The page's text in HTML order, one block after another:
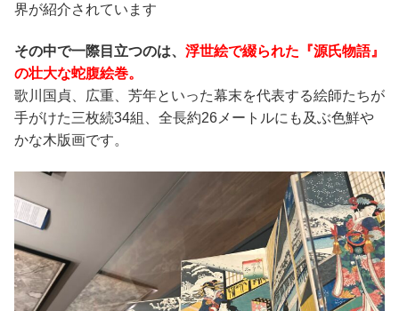
界が紹介されています
その中で一際目立つのは、 浮世絵で綴られた『源氏物語』
の壮大な蛇腹絵巻。
歌川国貞、広重、芳年といった幕末を代表する絵師たちが
手がけた三枚続34組、全長約26メートルにも及ぶ色鮮や
かな木版画です。